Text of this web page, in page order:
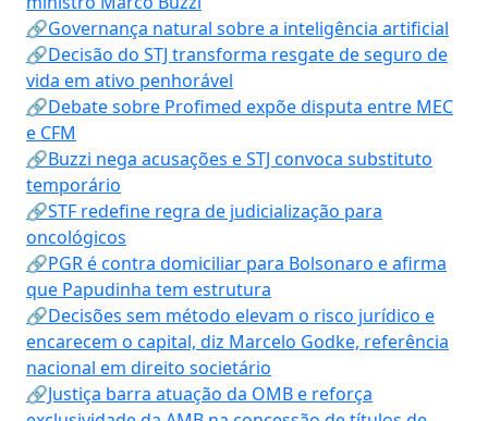
🔗Governança natural sobre a inteligência artificial
🔗Decisão do STJ transforma resgate de seguro de
vida em ativo penhorável
🔗Debate sobre Profimed expõe disputa entre MEC
e CFM
🔗Buzzi nega acusações e STJ convoca substituto
temporário
🔗STF redefine regra de judicialização para
oncológicos
🔗PGR é contra domiciliar para Bolsonaro e afirma
que Papudinha tem estrutura
🔗Decisões sem método elevam o risco jurídico e
encarecem o capital, diz Marcelo Godke, referência
nacional em direito societário
🔗Justiça barra atuação da OMB e reforça